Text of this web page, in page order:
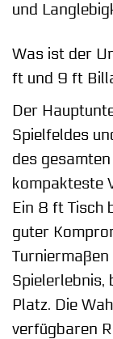
und
Was ist der
ft und 9 ft
Der
Spielfeldes
des
kompakteste
Ein 8 ft Tisch
guter
Spielerlebnis,
Platz. Die
verfügbaren